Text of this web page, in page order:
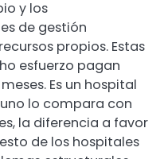
y los
de gestión
propios. Estas
esfuerzo pagan
Es un hospital
lo compara con
la diferencia a favor
de los hospitales